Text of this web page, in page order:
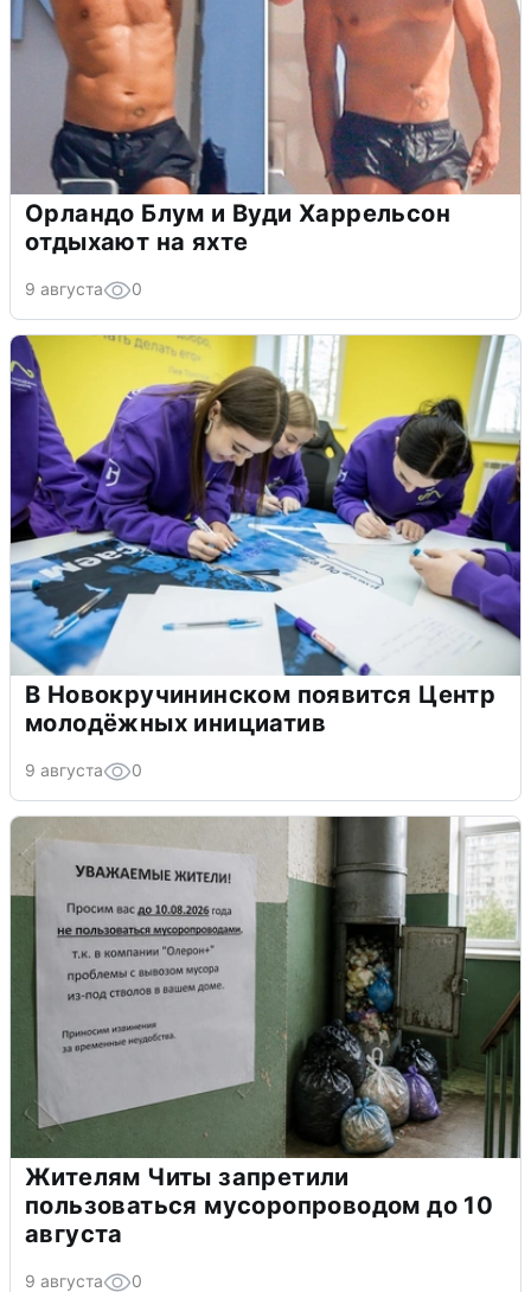
Орландо Блум и Вуди Харрельсон
отдыхают на яхте
9 августа 0
В Новокручининском появится Центр
молодёжных инициатив
9 августа 0
Жителям Читы запретили
пользоваться мусоропроводом до 10
августа
9 августа 0